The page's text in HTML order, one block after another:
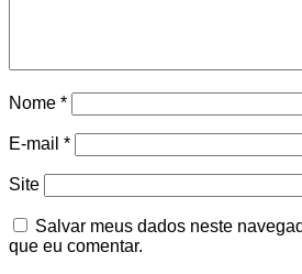
Nome *
E-mail *
Site
Salvar meus dados neste
que eu comentar.